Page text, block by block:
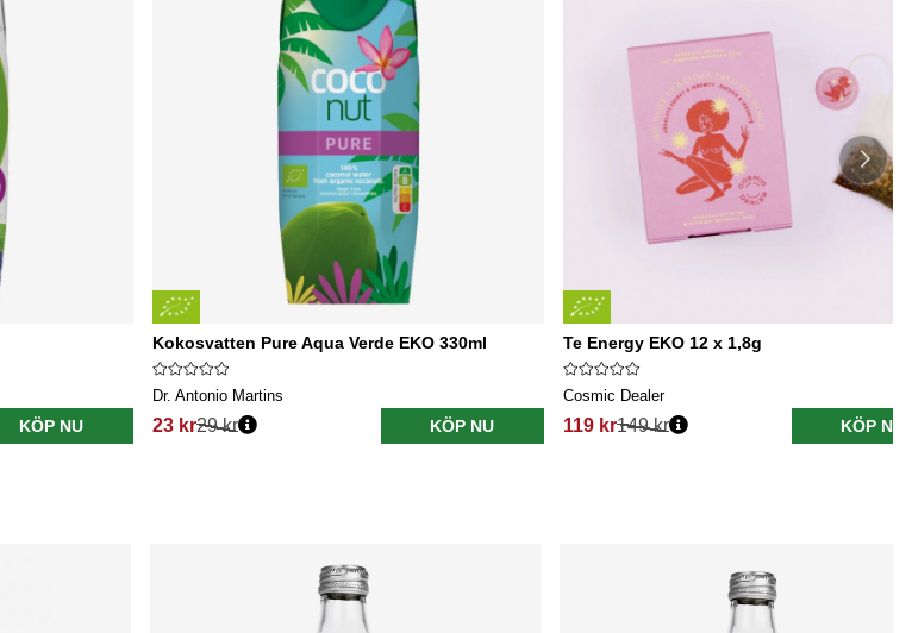
KÖP NU
Kokosvatten Pure Aqua Verde EKO 330ml
Dr. Antonio Martins
23 kr29 kr KÖP NU
Te Energy EKO 12 x 1,8g
Cosmic Dealer
119 kr149 kr KÖP NU